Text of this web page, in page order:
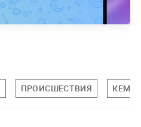
ПРОИСШЕСТВИЯ